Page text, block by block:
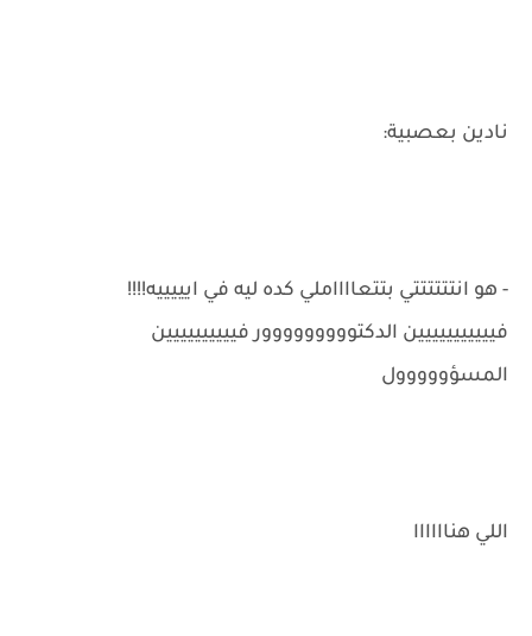
نادين بعصبية:
- هو انتتتتتتي بتتعااااملي كده ليه في ايييييه!!!!
فييييييييييين الدكتووووووووور فيييييييييين
المسؤووووول
اللي هناااااا